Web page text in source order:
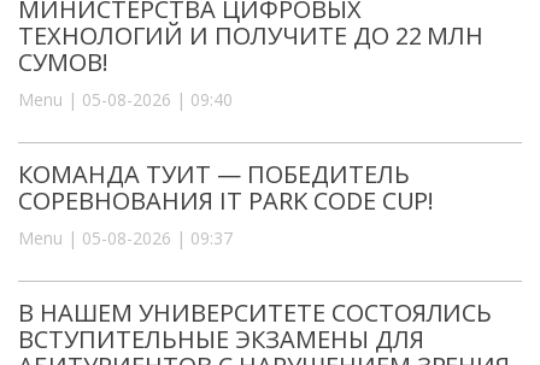
МИНИСТЕРСТВА ЦИФРОВЫХ
ТЕХНОЛОГИЙ И ПОЛУЧИТЕ ДО 22 МЛН
СУМОВ!
Menu | 05-08-2026 | 09:40
КОМАНДА ТУИТ — ПОБЕДИТЕЛЬ
СОРЕВНОВАНИЯ IT PARK CODE CUP!
Menu | 05-08-2026 | 09:37
В НАШЕМ УНИВЕРСИТЕТЕ СОСТОЯЛИСЬ
ВСТУПИТЕЛЬНЫЕ ЭКЗАМЕНЫ ДЛЯ